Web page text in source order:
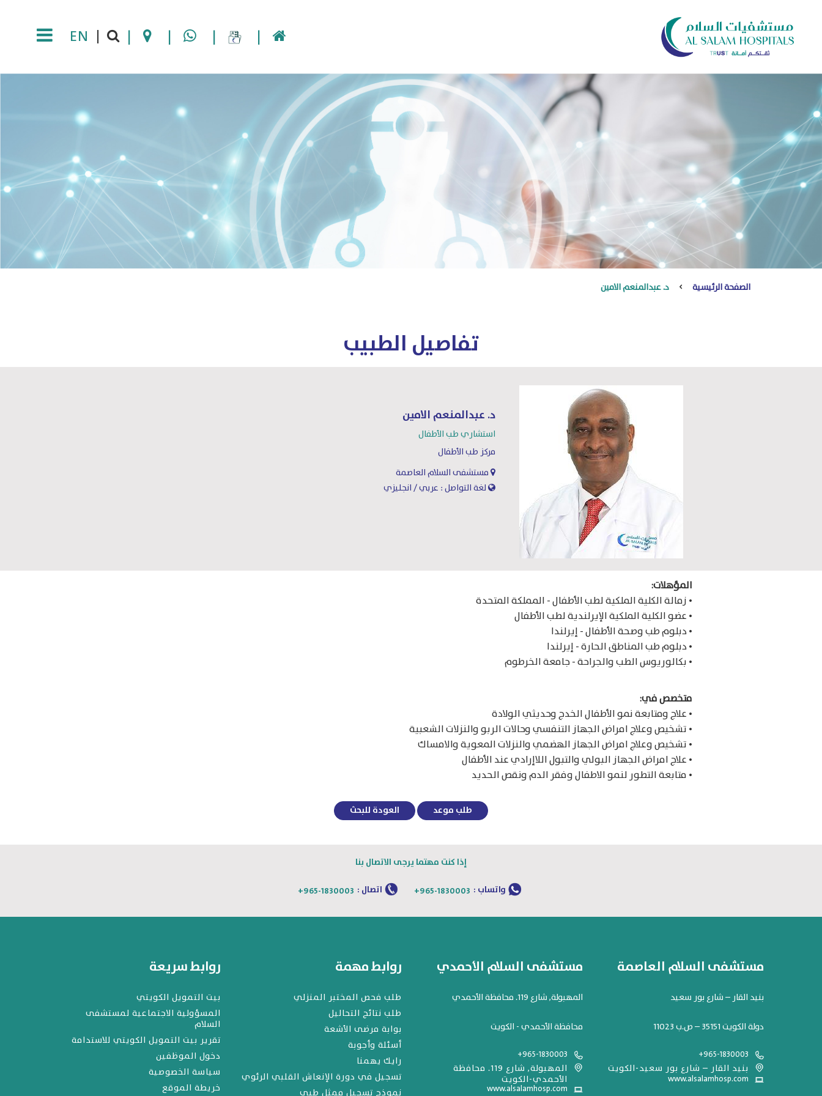
|
|
|
|
|
EN
الصفحة الرئيسية د. عبدالمنعم الامين
تفاصيل الطبيب
د. عبدالمنعم الامين
استشاري طب الأطفال
مركز طب الأطفال
مستشفى السلام العاصمة
لغة التواصل : عربي / انجليزي
المؤهلات:
• زمالة الكلية الملكية لطب الأطفال - المملكة المتحدة
• عضو الكلية الملكية الإيرلندية لطب الأطفال
• دبلوم طب وصحة الأطفال - إيرلندا
• دبلوم طب المناطق الحارة - إيرلندا
• بكالوريوس الطب والجراحة - جامعة الخرطوم
متخصص في:
• علاج ومتابعة نمو الأطفال الخدج وحديثي الولادة
• تشخيص وعلاج امراض الجهاز التنفسي وحالات الربو والنزلات الشعبية
• تشخيص وعلاج امراض الجهاز الهضمي والنزلات المعوية والامساك
• علاج امراض الجهاز البولي والتبول اللاإرادي عند الأطفال
• متابعة التطور لنمو الاطفال وفقر الدم ونقص الحديد
طلب موعد العودة للبحث
إذا كنت مهتما يرجى الاتصال بنا
واتساب : +965-1830003 اتصال : +965-1830003
مستشفى السلام العاصمة
بنيد القار – شارع بور سعيد
دولة الكويت 35151 – ص.ب 11023
+965-1830003
بنيد القار – شارع بور سعيد-الكويت
www.alsalamhosp.com
مستشفى السلام الأحمدي
المهبولة, شارع 119. محافظة الأحمدي
محافظة الأحمدي - الكويت
+965-1830003
المهبولة, شارع 119. محافظة
الأحمدي-الكويت
www.alsalamhosp.com
روابط مهمة
طلب فحص المختبر المنزلي
طلب نتائج التحاليل
بوابة مرضى الأشعة
أسئلة وأجوبة
رايك يهمنا
تسجيل في دورة الإنعاش القلبي الرئوي
نموذج تسجيل ممثل طبي
روابط سريعة
بيت التمويل الكويتي
المسؤولية الاجتماعية لمستشفى
السلام
تقرير بيت التمويل الكويتي للاستدامة
دخول الموظفين
سياسة الخصوصية
خريطة الموقع